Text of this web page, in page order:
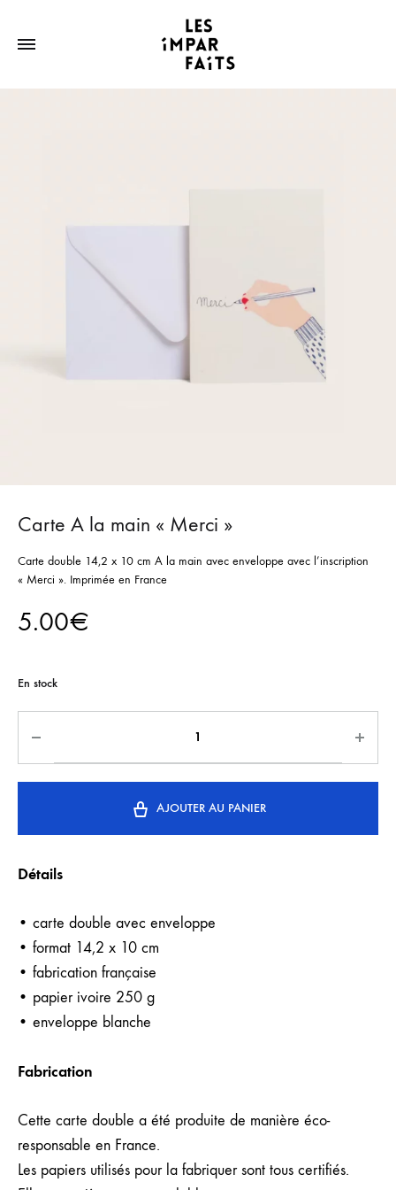
Carte A la main « Merci »
Carte double 14,2 x 10 cm A la main avec enveloppe avec l’inscription
« Merci ». Imprimée en France
5.00€
En stock
AJOUTER AU PANIER
Détails
• carte double avec enveloppe
• format 14,2 x 10 cm
• fabrication française
• papier ivoire 250 g
• enveloppe blanche
Fabrication
Cette carte double a été produite de manière éco-
responsable en France.
Les papiers utilisés pour la fabriquer sont tous certifiés.